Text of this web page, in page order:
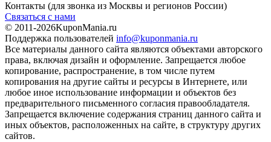
Контакты (для звонка из Москвы и регионов России)
Связаться с нами
© 2011-2026KuponMania.ru
Поддержка пользователей info@kuponmania.ru
Все материалы данного сайта являются объектами авторского
права, включая дизайн и оформление. Запрещается любое
копирование, распространение, в том числе путем
копирования на другие сайты и ресурсы в Интернете, или
любое иное использование информации и объектов без
предварительного письменного согласия правообладателя.
Запрещается включение содержания страниц данного сайта и
иных объектов, расположенных на сайте, в структуру других
сайтов.